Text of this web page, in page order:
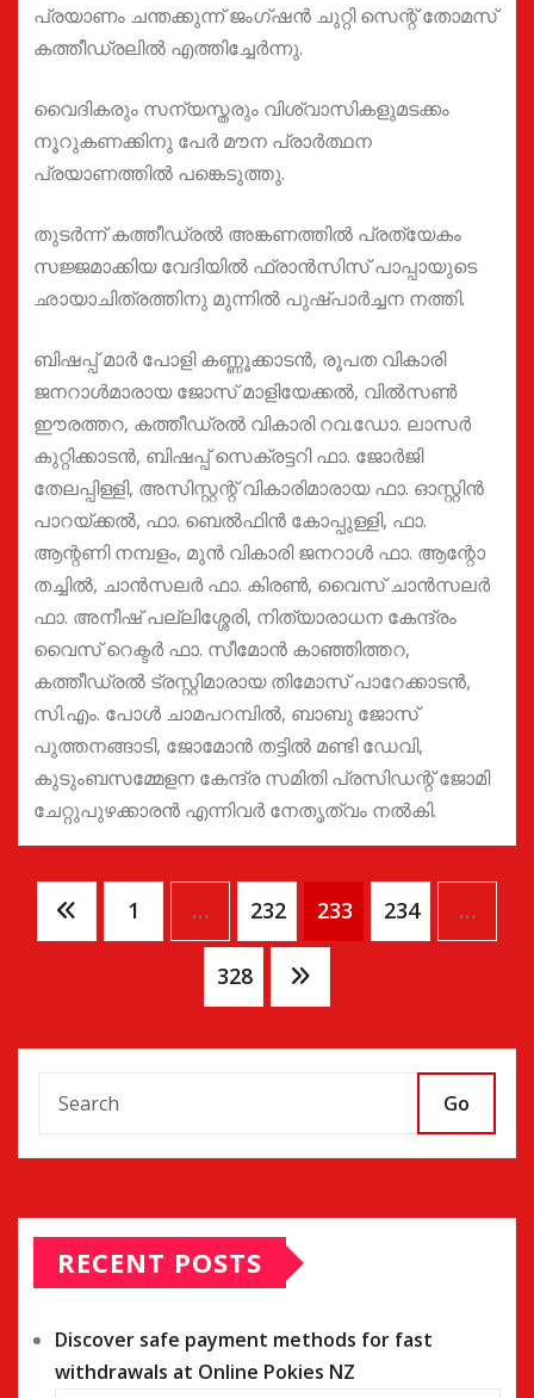
പ്രയാണം ചന്തക്കുന്ന് ജംഗ്ഷന്‍ ചുറ്റി സെന്റ് തോമസ്
കത്തീഡ്രലില്‍ എത്തിച്ചേർന്നു.
വൈദികരും സന്യസ്തരും വിശ്വാസികളുമടക്കം
നൂറുകണക്കിനു പേര്‍ മൗന പ്രാർത്ഥന
പ്രയാണത്തിൽ പങ്കെടുത്തു.
തുടർന്ന് കത്തീഡ്രല്‍ അങ്കണത്തില്‍ പ്രത്യേകം
സജ്ജമാക്കിയ വേദിയില്‍ ഫ്രാന്‍സിസ് പാപ്പായുടെ
ഛായാചിത്രത്തിനു മുന്നില്‍ പുഷ്പാര്‍ച്ചന നത്തി.
ബിഷപ്പ് മാര്‍ പോളി കണ്ണൂക്കാടന്‍, രൂപത വികാരി
ജനറാള്‍മാരായ ജോസ് മാളിയേക്കല്‍, വില്‍സണ്‍
ഈരത്തറ, കത്തീഡ്രല്‍ വികാരി റവ.ഡോ. ലാസര്‍
കുറ്റിക്കാടന്‍, ബിഷപ്പ് സെക്രട്ടറി ഫാ. ജോര്‍ജി
തേലപ്പിള്ളി, അസിസ്റ്റന്റ് വികാരിമാരായ ഫാ. ഓസ്റ്റിന്‍
പാറയ്ക്കല്‍, ഫാ. ബെല്‍ഫിന്‍ കോപ്പുള്ളി, ഫാ.
ആന്റണി നമ്പളം, മുന്‍ വികാരി ജനറാള്‍ ഫാ. ആന്റോ
തച്ചില്‍, ചാന്‍സലര്‍ ഫാ. കിരണ്‍, വൈസ് ചാന്‍സലര്‍
ഫാ. അനീഷ് പല്ലിശ്ശേരി, നിത്യാരാധന കേന്ദ്രം
വൈസ് റെക്ടര്‍ ഫാ. സീമോന്‍ കാഞ്ഞിത്തറ,
കത്തീഡ്രല്‍ ട്രസ്റ്റിമാരായ തിമോസ് പാറേക്കാടന്‍,
സി.എം. പോള്‍ ചാമപറമ്പില്‍, ബാബു ജോസ്
പുത്തനങ്ങാടി, ജോമോന്‍ തട്ടില്‍ മണ്ടി ഡേവി,
കുടുംബസമ്മേളന കേന്ദ്ര സമിതി പ്രസിഡന്റ് ജോമി
ചേറ്റുപുഴക്കാരന്‍ എന്നിവര്‍ നേതൃത്വം നല്‍കി.
Posts
pagination
1 … 232 233 234 …
328
Go
RECENT POSTS
Discover safe payment methods for fast
withdrawals at Online Pokies NZ